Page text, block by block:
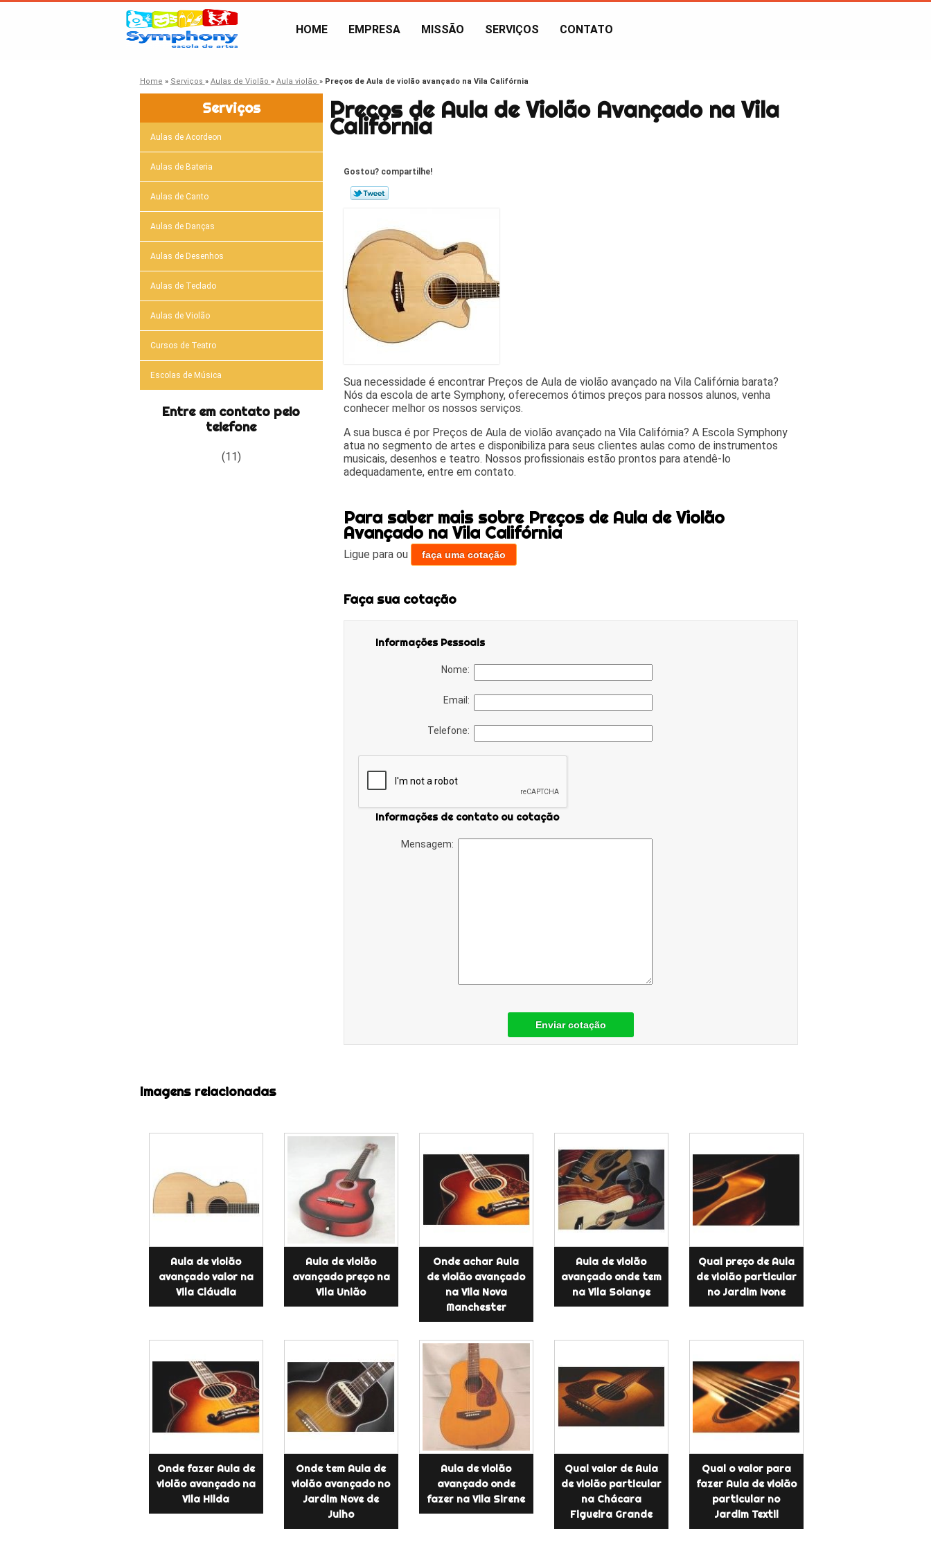
HOME EMPRESA MISSÃO SERVIÇOS CONTATO
Home » Serviços » Aulas de Violão » Aula violão » Preços de Aula de violão avançado na Vila Califórnia
Serviços
Aulas de Acordeon
Aulas de Bateria
Aulas de Canto
Aulas de Danças
Aulas de Desenhos
Aulas de Teclado
Aulas de Violão
Cursos de Teatro
Escolas de Música
Entre em contato pelo
telefone
(11)
Preços de Aula de Violão Avançado na Vila
Califórnia
Gostou? compartilhe!
Sua necessidade é encontrar Preços de Aula de violão avançado na Vila Califórnia barata?
Nós da escola de arte Symphony, oferecemos ótimos preços para nossos alunos, venha
conhecer melhor os nossos serviços.
A sua busca é por Preços de Aula de violão avançado na Vila Califórnia? A Escola Symphony
atua no segmento de artes e disponibiliza para seus clientes aulas como de instrumentos
musicais, desenhos e teatro. Nossos profissionais estão prontos para atendê-lo
adequadamente, entre em contato.
Para saber mais sobre Preços de Aula de Violão
Avançado na Vila Califórnia
Ligue para ou faça uma cotação
Faça sua cotação
Informações Pessoais
Nome:
Email:
Telefone:
Informações de contato ou cotação
Mensagem:
Enviar cotação
Imagens relacionadas
Aula de violão
avançado valor na
Vila Cláudia
Aula de violão
avançado preço na
Vila União
Onde achar Aula
de violão avançado
na Vila Nova
Manchester
Aula de violão
avançado onde tem
na Vila Solange
Qual preço de Aula
de violão particular
no Jardim Ivone
Onde fazer Aula de
violão avançado na
Vila Hilda
Onde tem Aula de
violão avançado no
Jardim Nove de
Julho
Aula de violão
avançado onde
fazer na Vila Sirene
Qual valor de Aula
de violão particular
na Chácara
Figueira Grande
Qual o valor para
fazer Aula de violão
particular no
Jardim Textil